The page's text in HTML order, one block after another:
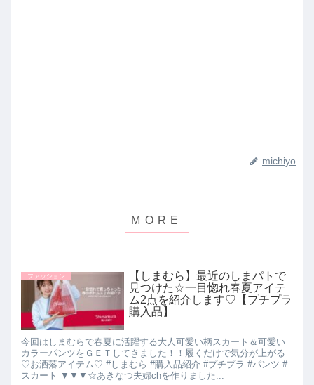
michiyo
ファッション
【しまむら】最近のしまパトで
見つけた☆一目惚れ春夏アイテ
ム2点を紹介します♡【プチプラ
購入品】
今回はしまむらで春夏に活躍する大人可愛い柄スカート＆可愛い
カラーパンツをＧＥＴしてきました！！履くだけで気分が上がる
♡お洒落アイテム♡ #しまむら #購入品紹介 #プチプラ #パンツ #
スカート ▼▼▼☆あきなつ夫婦chを作りました...